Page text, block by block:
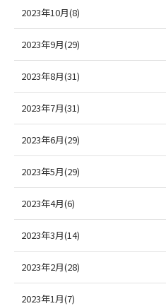
2023年10月(8)
2023年9月(29)
2023年8月(31)
2023年7月(31)
2023年6月(29)
2023年5月(29)
2023年4月(6)
2023年3月(14)
2023年2月(28)
2023年1月(7)